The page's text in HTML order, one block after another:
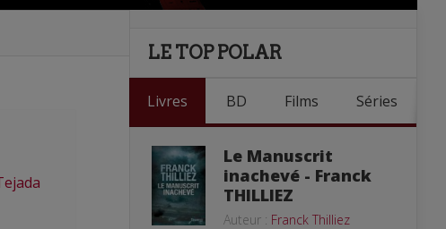
LE TOP POLAR
Livres BD Films Séries
Le Manuscrit
inachevé - Franck
THILLIEZ
Auteur : Franck Thilliez